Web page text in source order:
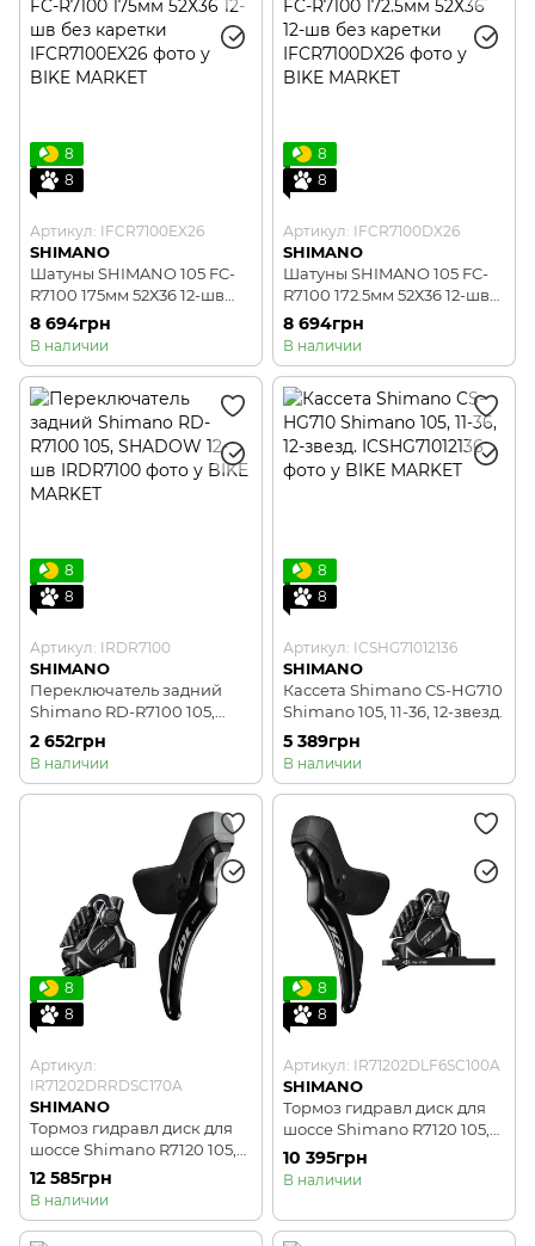
8
8
Артикул: IFCR7100EX26
SHIMANO
Шатуны SHIMANO 105 FC-
R7100 175мм 52Х36 12-шв
без каретки
8 694грн
В наличии
8
8
Артикул: IFCR7100DX26
SHIMANO
Шатуны SHIMANO 105 FC-
R7100 172.5мм 52Х36 12-шв
без каретки
8 694грн
В наличии
8
8
Артикул: IRDR7100
SHIMANO
Переключатель задний
Shimano RD-R7100 105,
SHADOW 12-шв
2 652грн
В наличии
8
8
Артикул: ICSHG71012136
SHIMANO
Кассета Shimano CS-HG710
Shimano 105, 11-36, 12-звезд.
5 389грн
В наличии
8
8
Артикул:
IR71202DRRDSC170A
SHIMANO
Тормоз гидравл диск для
шоссе Shimano R7120 105,
задний (правая ручка,
калипер, гидролиния
12 585грн
В наличии
8
8
Артикул: IR71202DLF6SC100A
SHIMANO
Тормоз гидравл диск для
шоссе Shimano R7120 105,
передний (левая ручка,
калипер, гидролиния
10 395грн
В наличии